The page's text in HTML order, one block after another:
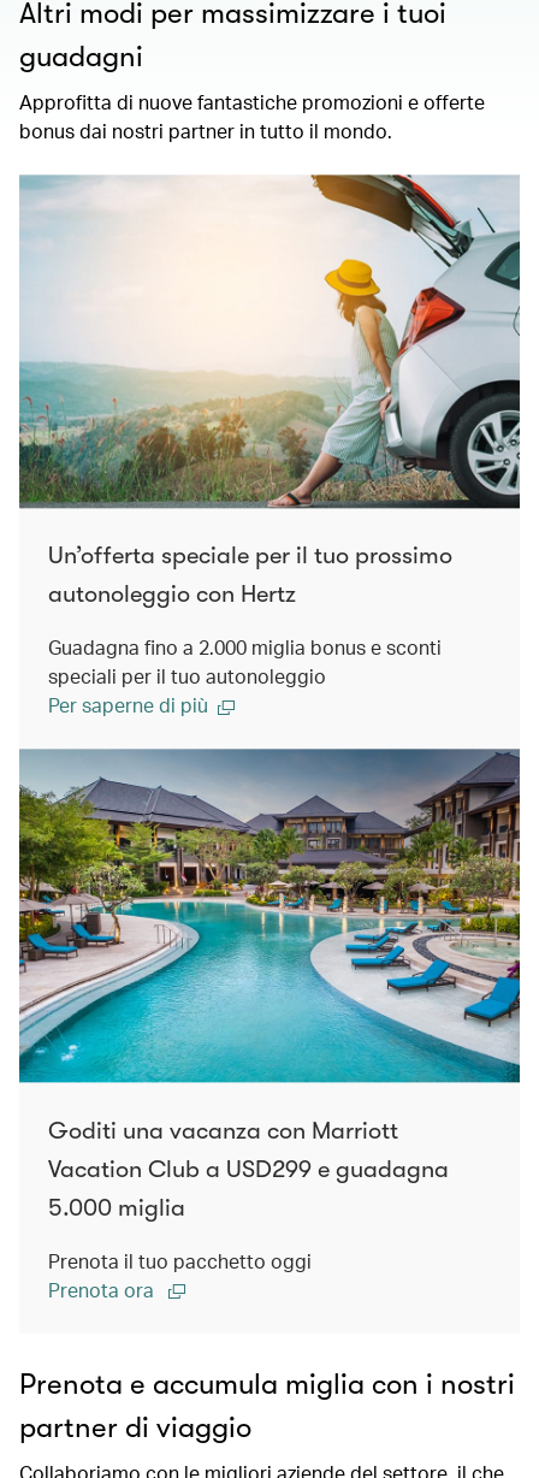
Altri modi per massimizzare i tuoi
guadagni
Approfitta di nuove fantastiche promozioni e offerte
bonus dai nostri partner in tutto il mondo.
Un’offerta speciale per il tuo prossimo
autonoleggio con Hertz
Guadagna fino a 2.000 miglia bonus e sconti
speciali per il tuo autonoleggio
Per saperne di più
Goditi una vacanza con Marriott
Vacation Club a USD299 e guadagna
5.000 miglia
Prenota il tuo pacchetto oggi
Prenota ora
Prenota e accumula miglia con i nostri
partner di viaggio
Collaboriamo con le migliori aziende del settore, il che